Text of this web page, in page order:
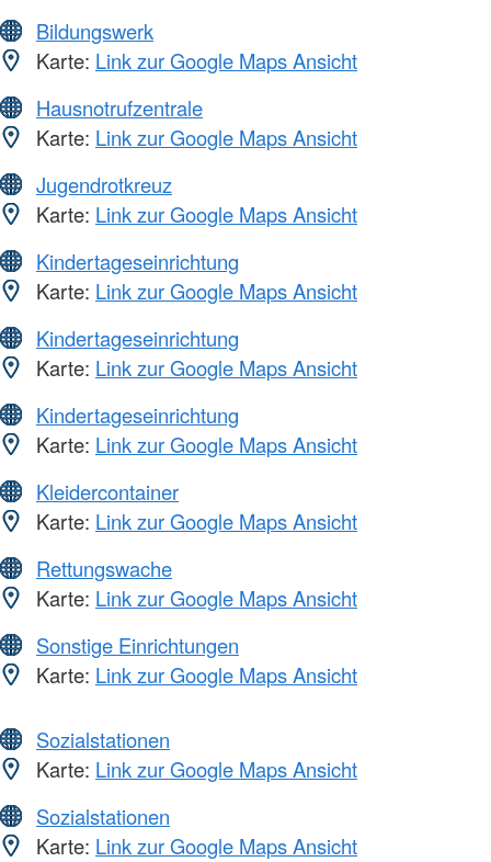
Bildungswerk
Karte: Link zur Google Maps Ansicht
Hausnotrufzentrale
Karte: Link zur Google Maps Ansicht
Jugendrotkreuz
Karte: Link zur Google Maps Ansicht
Kindertageseinrichtung
Karte: Link zur Google Maps Ansicht
Kindertageseinrichtung
Karte: Link zur Google Maps Ansicht
Kindertageseinrichtung
Karte: Link zur Google Maps Ansicht
Kleidercontainer
Karte: Link zur Google Maps Ansicht
Rettungswache
Karte: Link zur Google Maps Ansicht
Sonstige Einrichtungen
Karte: Link zur Google Maps Ansicht
Sozialstationen
Karte: Link zur Google Maps Ansicht
Sozialstationen
Karte: Link zur Google Maps Ansicht